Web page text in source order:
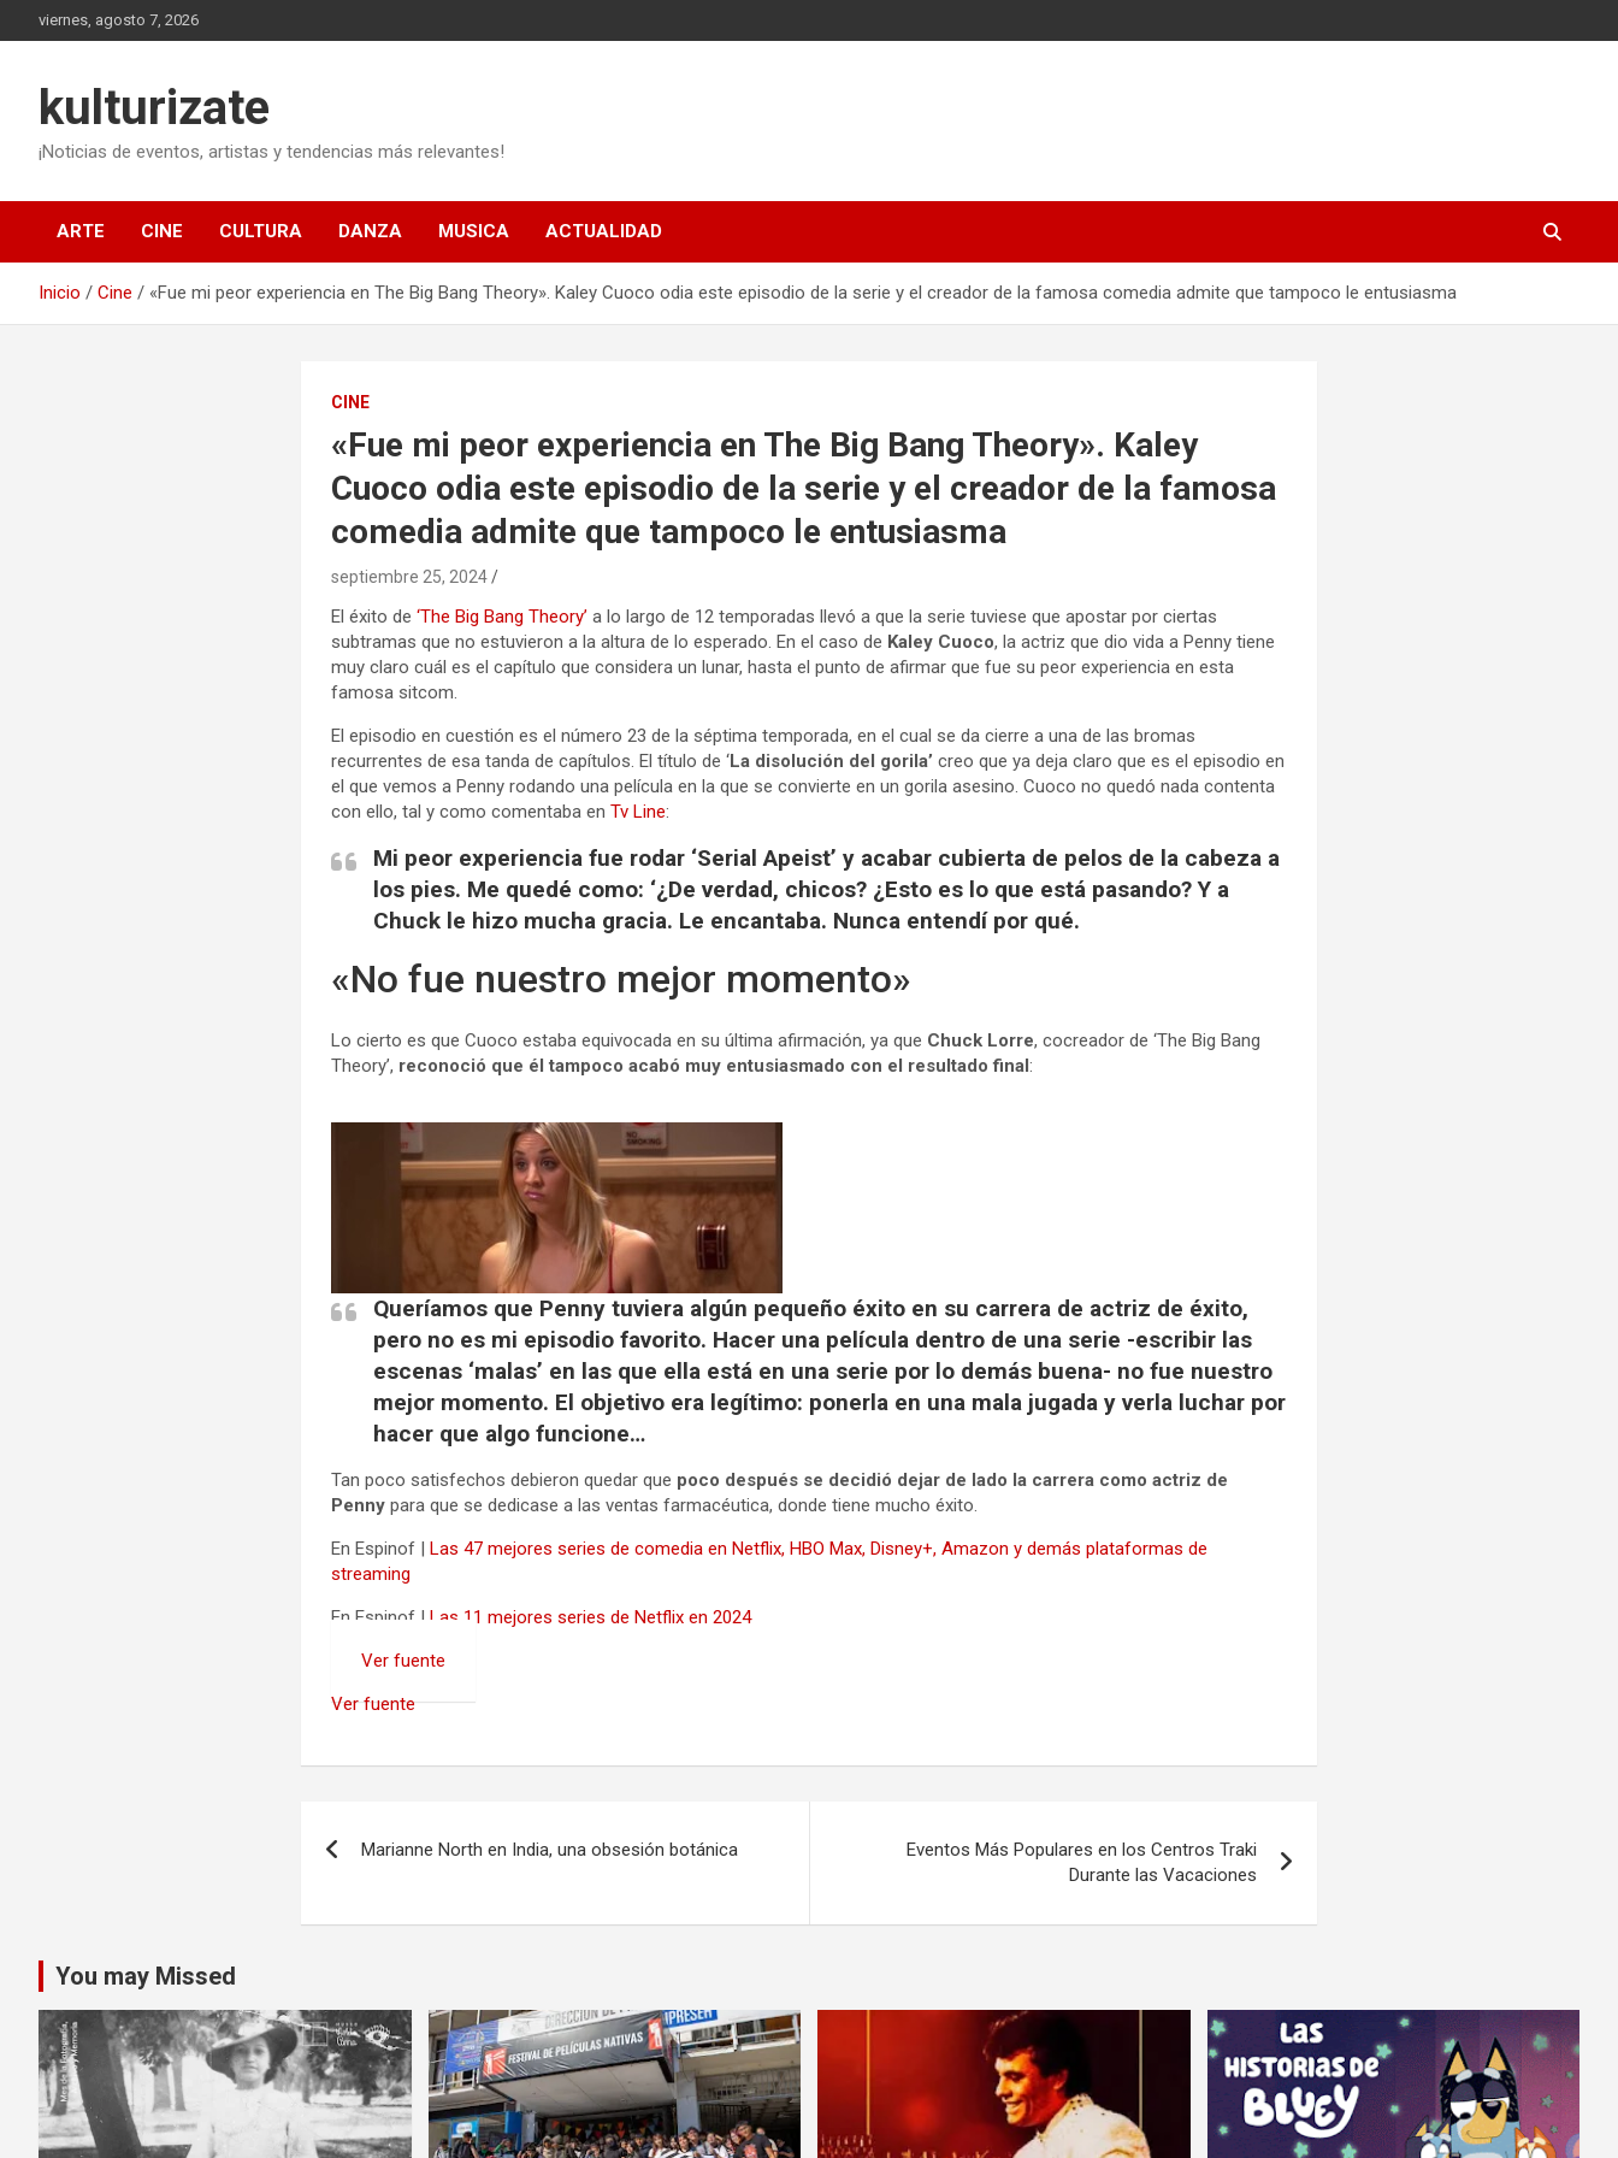
al
viernes, agosto 7, 2026
kulturizate
¡Noticias de eventos, artistas y tendencias más relevantes!
ARTE CINE CULTURA DANZA MUSICA ACTUALIDAD
Inicio Cine «Fue mi peor experiencia en The Big Bang Theory». Kaley Cuoco odia este episodio de la serie y el creador de la famosa comedia admite que tampoco le entusiasma
CINE
«Fue mi peor experiencia en The Big Bang Theory». Kaley
Cuoco odia este episodio de la serie y el creador de la famosa
comedia admite que tampoco le entusiasma
septiembre 25, 2024
El éxito de‘The Big Bang Theory’ a lo largo de 12 temporadas llevó a que la serie tuviese que apostar por ciertas
subtramas que no estuvieron a la altura de lo esperado. En el caso de Kaley Cuoco, la actriz que dio vida a Penny tiene
muy claro cuál es el capítulo que considera un lunar, hasta el punto de afirmar que fue su peor experiencia en esta
famosa sitcom.
El episodio en cuestión es el número 23 de la séptima temporada, en el cual se da cierre a una de las bromas
recurrentes de esa tanda de capítulos. El título de ‘La disolución del gorila’ creo que ya deja claro que es el episodio en
el que vemos a Penny rodando una película en la que se convierte en un gorila asesino. Cuoco no quedó nada contenta
con ello, tal y como comentaba enTv Line:
Mi peor experiencia fue rodar ‘Serial Apeist’ y acabar cubierta de pelos de la cabeza a
los pies. Me quedé como: ‘¿De verdad, chicos? ¿Esto es lo que está pasando? Y a
Chuck le hizo mucha gracia. Le encantaba. Nunca entendí por qué.
«No fue nuestro mejor momento»
Lo cierto es que Cuoco estaba equivocada en su última afirmación, ya que Chuck Lorre, cocreador de ‘The Big Bang
Theory’, reconoció que él tampoco acabó muy entusiasmado con el resultado final:
Queríamos que Penny tuviera algún pequeño éxito en su carrera de actriz de éxito,
pero no es mi episodio favorito. Hacer una película dentro de una serie -escribir las
escenas ‘malas’ en las que ella está en una serie por lo demás buena- no fue nuestro
mejor momento. El objetivo era legítimo: ponerla en una mala jugada y verla luchar por
hacer que algo funcione…
Tan poco satisfechos debieron quedar que poco después se decidió dejar de lado la carrera como actriz de
Pennypara que se dedicase a las ventas farmacéutica, donde tiene mucho éxito.
En Espinof |Las 47 mejores series de comedia en Netflix, HBO Max, Disney+, Amazon y demás plataformas de
streaming
En Espinof |Las 11 mejores series de Netflix en 2024
Ver fuente
Ver fuente
de
entradas
Marianne North en India, una obsesión botánica
Eventos Más Populares en los Centros Traki
Durante las Vacaciones
You may Missed